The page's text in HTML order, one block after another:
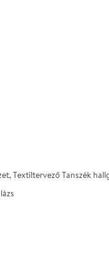
Textiltervező Tanszék